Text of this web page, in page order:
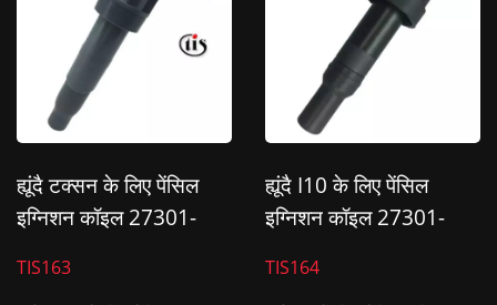
ह्यूंदै टक्सन के लिए पेंसिल
इग्निशन कॉइल 27301-
TIS163
ह्यूंदै I10 के लिए पेंसिल
इग्निशन कॉइल 27301-
TIS164